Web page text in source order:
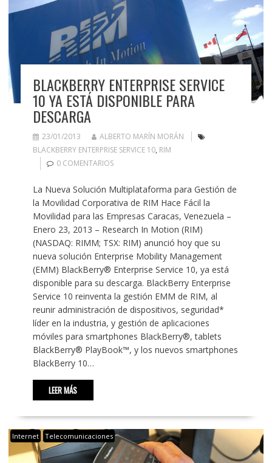
BLACKBERRY ENTERPRISE SERVICE
10 YA ESTÁ DISPONIBLE PARA
DESCARGA
23/01/2013
ALBERTO MARÍN MORÁN
BLACKBERRY ENTERPRISE SERVICE 10, RIM
0 COMENTARIOS
La Nueva Solución Multiplataforma para Gestión de
la Movilidad Corporativa de RIM Hace Fácil la
Movilidad para las Empresas Caracas, Venezuela –
Enero 23, 2013 – Research In Motion (RIM)
(NASDAQ: RIMM; TSX: RIM) anunció hoy que su
nueva solución Enterprise Mobility Management
(EMM) BlackBerry® Enterprise Service 10, ya está
disponible para su descarga. BlackBerry Enterprise
Service 10 reinventa la gestión EMM de RIM, al
reunir administración de dispositivos, seguridad*
líder en la industria, y gestión de aplicaciones
móviles para smartphones BlackBerry®, tablets
BlackBerry® PlayBook™, y los nuevos smartphones
BlackBerry 10…
LEER MÁS
Internet Telecomunicaciones